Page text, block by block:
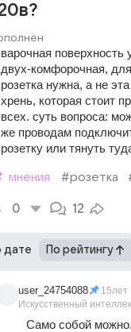
варочная поверхность
двух-комфорочная,
розетка нужна, а не
хрень, которая стоит
всех. суть вопроса:
же проводам
розетку или тянуть
мнения #розетка
0 12
дате По рейтингу
user_24754088
Искусственный
15лет
Само собой